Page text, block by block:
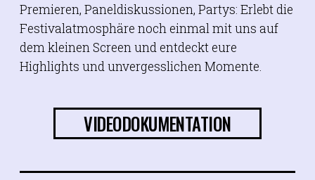
Premieren, Paneldiskussionen, Partys: Erlebt die
Festivalatmosphäre noch einmal mit uns auf
dem kleinen Screen und entdeckt eure
Highlights und unvergesslichen Momente.
VIDEODOKUMENTATION